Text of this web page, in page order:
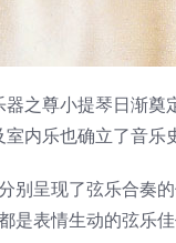
之尊小提琴日渐
内乐也确立了音乐
别呈现了弦乐合奏
是表情生动的弦乐佳